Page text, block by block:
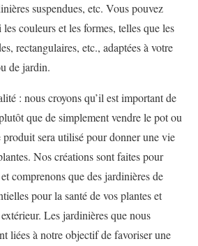
suspendues, etc. Vous pouvez
couleurs et les formes, telles que les
rectangulaires, etc., adaptées à votre
de jardin.
: nous croyons qu’il est important de
que de simplement vendre le pot ou
sera utilisé pour donner une vie
Nos créations sont faites pour
comprenons que des jardinières de
pour la santé de vos plantes et
Les jardinières que nous
liées à notre objectif de favoriser une